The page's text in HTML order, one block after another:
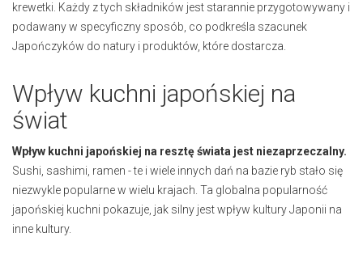
krewetki. Każdy z tych składników jest starannie przygotowywany i
podawany w specyficzny sposób, co podkreśla szacunek
Japończyków do natury i produktów, które dostarcza.
Wpływ kuchni japońskiej na
świat
Wpływ kuchni japońskiej na resztę świata jest niezaprzeczalny.
Sushi, sashimi, ramen - te i wiele innych dań na bazie ryb stało się
niezwykle popularne w wielu krajach. Ta globalna popularność
japońskiej kuchni pokazuje, jak silny jest wpływ kultury Japonii na
inne kultury.